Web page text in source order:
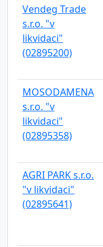
Vendeg Trade
s.r.o. "v
likvidaci"
(02895200)
MOSODAMENA
s.r.o. "v
likvidaci"
(02895358)
AGRI PARK s.r.o.
"v likvidaci"
(02895641)